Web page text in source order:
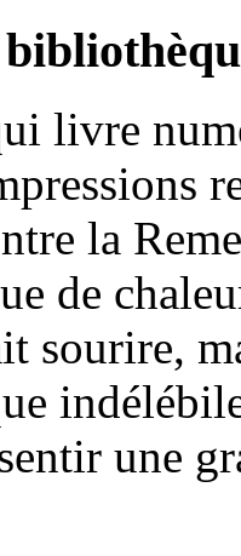
livre
la
de
sourire,
une